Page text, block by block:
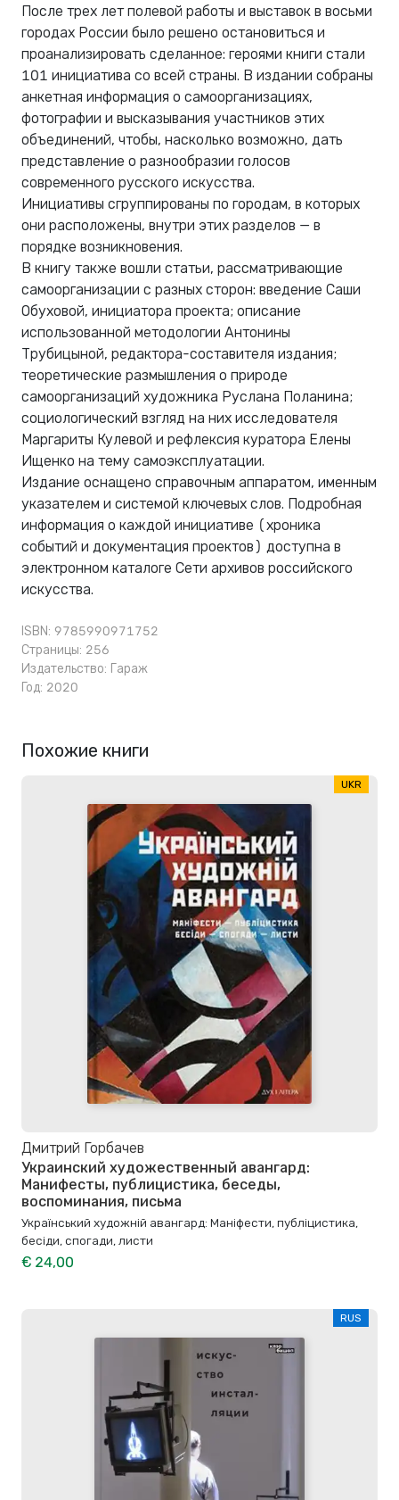
После трех лет полевой работы и выставок в восьми
городах России было решено остановиться и
проанализировать сделанное: героями книги стали
101 инициатива со всей страны. В издании собраны
анкетная информация о самоорганизациях,
фотографии и высказывания участников этих
объединений, чтобы, насколько возможно, дать
представление о разнообразии голосов
современного русского искусства.
Инициативы сгруппированы по городам, в которых
они расположены, внутри этих разделов — в
порядке возникновения.
В книгу также вошли статьи, рассматривающие
самоорганизации с разных сторон: введение Саши
Обуховой, инициатора проекта; описание
использованной методологии Антонины
Трубицыной, редактора-составителя издания;
теоретические размышления о природе
самоорганизаций художника Руслана Поланина;
социологический взгляд на них исследователя
Маргариты Кулевой и рефлексия куратора Елены
Ищенко на тему самоэксплуатации.
Издание оснащено справочным аппаратом, именным
указателем и системой ключевых слов. Подробная
информация о каждой инициативе (хроника
событий и документация проектов) доступна в
электронном каталоге Сети архивов российского
искусства.
ISBN: 9785990971752
Страницы: 256
Издательство: Гараж
Год: 2020
Похожие книги
UKR
Дмитрий Горбачев
Украинский художественный авангард:
Манифесты, публицистика, беседы,
воспоминания, письма
Український художній авангард: Маніфести, публіцистика,
бесіди, спогади, листи
€ 24,00
RUS